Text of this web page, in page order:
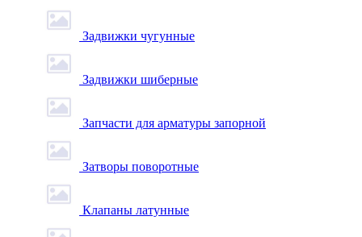
Задвижки чугунные
Задвижки шиберные
Запчасти для арматуры запорной
Затворы поворотные
Клапаны латунные